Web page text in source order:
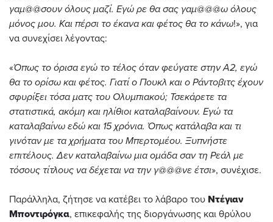
γαμ@@σουν όλους μαζί. Εγώ ρε θα σας γαμ@@@ω όλους
μόνος μου. Και πέρσι το έκανα και φέτος θα το κάνω!», για
να συνεχίσει λέγοντας:
«Όπως το όρισα εγώ το τέλος όταν φεύγατε στην Α2, εγώ
θα το ορίσω και φέτος. Γιατί ο Πουκλ και ο Ράντοβιτς έχουν
σφυρίξει τόσα ματς του Ολυμπιακού; Τσεκάρετε τα
στατιστικά, ακόμη και ηλίθιοι καταλαβαίνουν. Εγώ τα
καταλαβαίνω εδώ και 15 χρόνια. Όπως κατάλαβα και τι
γινόταν με τα χρήματα του Μπερτομέου. Ξυπνήστε
επιτέλους. Δεν καταλαβαίνω μια ομάδα σαν τη Ρεάλ με
τόσους τίτλους να δέχεται να την γ@@@νε έτσι», συνέχισε.
Παράλληλα, ζήτησε να κατέβει το λάβαρο του Ντέγιαν
Μποντιρόγκα, επικεφαλής της διοργάνωσης και θρύλου